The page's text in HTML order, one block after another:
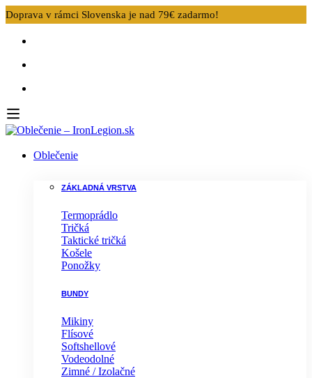
Doprava v rámci Slovenska je nad 79€ zadarmo!
Oblečenie
ZÁKLADNÁ VRSTVA
Termoprádlo
Tričká
Taktické tričká
Košele
Ponožky
BUNDY
Mikiny
Flísové
Softshellové
Vodeodolné
Zimné / Izolačné